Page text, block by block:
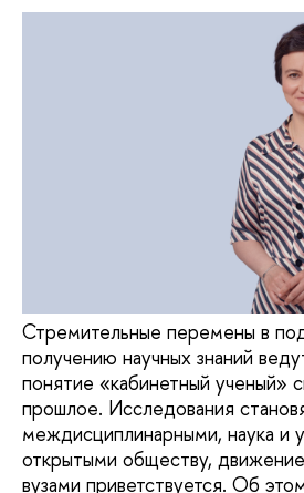
Стремительные перемены в
получению научных знаний
понятие «кабинетный ученый»
прошлое. Исследования
междисциплинарными, наука и
открытыми обществу,
вузами приветствуется. Об